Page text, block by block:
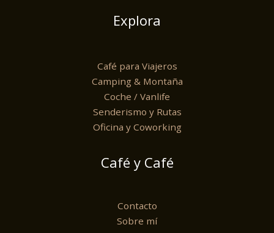
Explora
Café para Viajeros
Camping & Montaña
Coche / Vanlife
Senderismo y Rutas
Oficina y Coworking
Café y Café
Contacto
Sobre mí